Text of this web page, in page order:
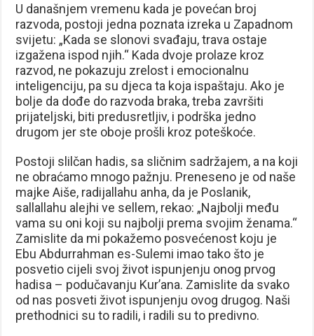
U današnjem vremenu kada je povećan broj
razvoda, postoji jedna poznata izreka u Zapadnom
svijetu: „Kada se slonovi svađaju, trava ostaje
izgažena ispod njih.“ Kada dvoje prolaze kroz
razvod, ne pokazuju zrelost i emocionalnu
inteligenciju, pa su djeca ta koja ispaštaju. Ako je
bolje da dođe do razvoda braka, treba završiti
prijateljski, biti predusretljiv, i podrška jedno
drugom jer ste oboje prošli kroz poteškoće.
Postoji slilčan hadis, sa sličnim sadržajem, a na koji
ne obraćamo mnogo pažnju. Preneseno je od naše
majke Aiše, radijallahu anha, da je Poslanik,
sallallahu alejhi ve sellem, rekao: „Najbolji među
vama su oni koji su najbolji prema svojim ženama.“
Zamislite da mi pokažemo posvećenost koju je
Ebu Abdurrahman es-Sulemi imao tako što je
posvetio cijeli svoj život ispunjenju onog prvog
hadisa – podučavanju Kur’ana. Zamislite da svako
od nas posveti život ispunjenju ovog drugog. Naši
prethodnici su to radili, i radili su to predivno.